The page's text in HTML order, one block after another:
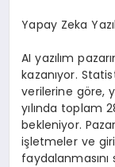
Yapay Zeka
AI yazılım
kazanıyor.
verilerine göre,
yılında toplam
bekleniyor.
işletmeler ve
faydalanmasını